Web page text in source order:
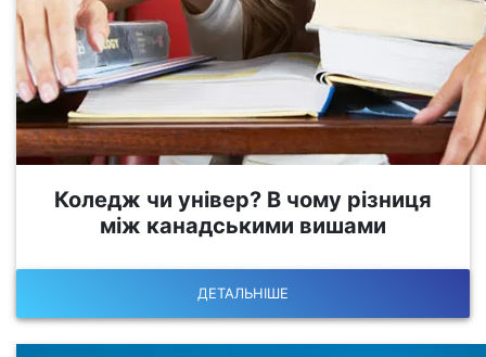
Коледж чи універ? В чому різниця
між канадськими вишами
ДЕТАЛЬНІШЕ